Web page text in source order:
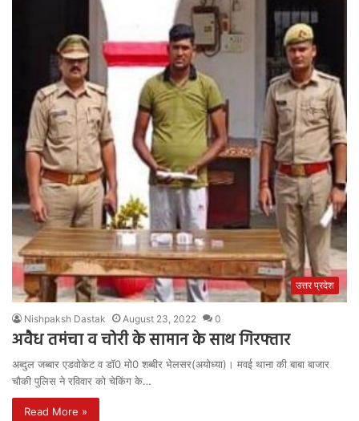
उत्तर प्रदेश
Nishpaksh Dastak August 23, 2022 0
अवैध तमंचा व चोरी के सामान के साथ गिरफ्तार
अब्दुल जब्बार एडवोकेट व डॉ0 मो0 शब्बीर भेलसर(अयोध्या)। मवई थाना की बाबा बाजार
चौकी पुलिस ने रविवार को चेकिंग के…
Read More »